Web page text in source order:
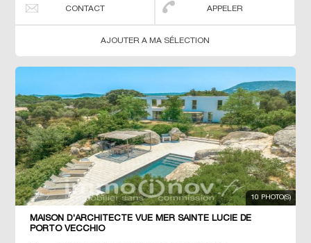
CONTACT APPELER
AJOUTER A MA SÉLECTION
10 PHOTO(S)
MAISON D'ARCHITECTE VUE MER SAINTE LUCIE DE
PORTO VECCHIO